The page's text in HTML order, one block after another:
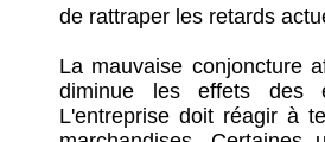
de rattraper les retards
La mauvaise conjoncture
diminue les effets des
L'entreprise doit réagir à